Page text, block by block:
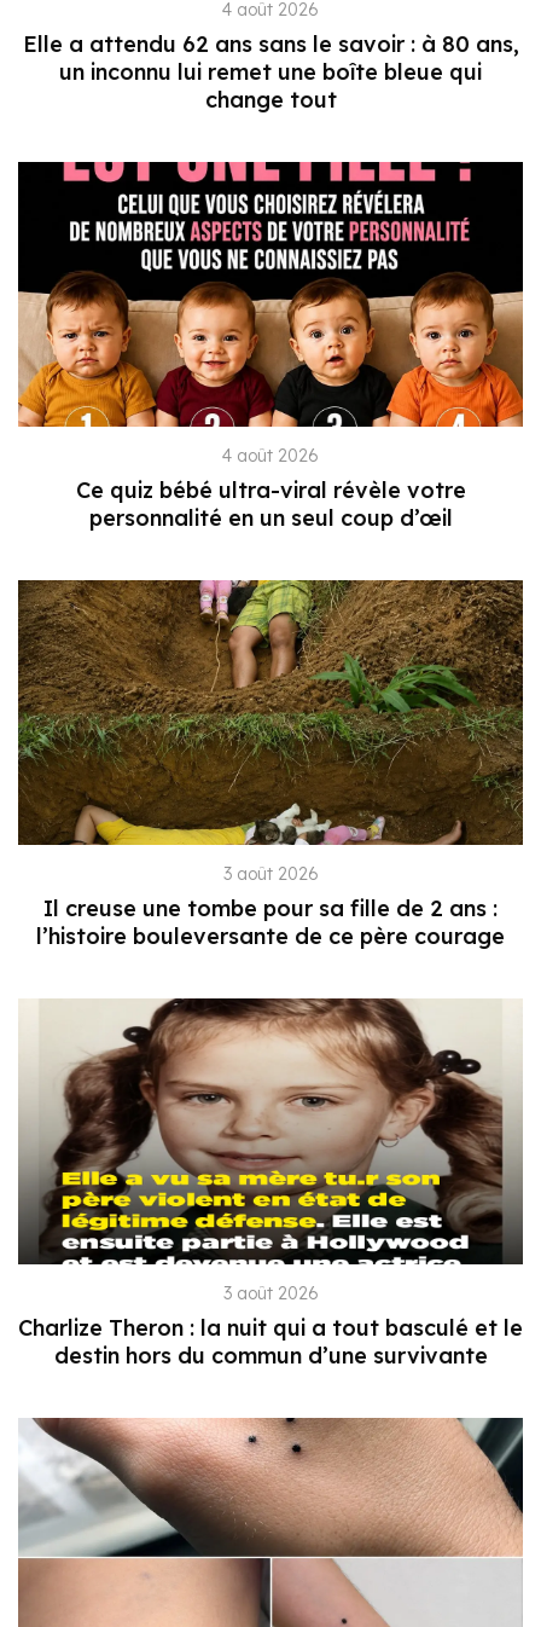
4 août 2026
Elle a attendu 62 ans sans le savoir : à 80 ans,
un inconnu lui remet une boîte bleue qui
change tout
4 août 2026
Ce quiz bébé ultra-viral révèle votre
personnalité en un seul coup d’œil
3 août 2026
Il creuse une tombe pour sa fille de 2 ans :
l’histoire bouleversante de ce père courage
3 août 2026
Charlize Theron : la nuit qui a tout basculé et le
destin hors du commun d’une survivante